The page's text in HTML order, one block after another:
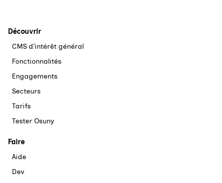
Découvrir
CMS d’intérêt général
Fonctionnalités
Engagements
Secteurs
Tarifs
Tester Osuny
Faire
Aide
Dev